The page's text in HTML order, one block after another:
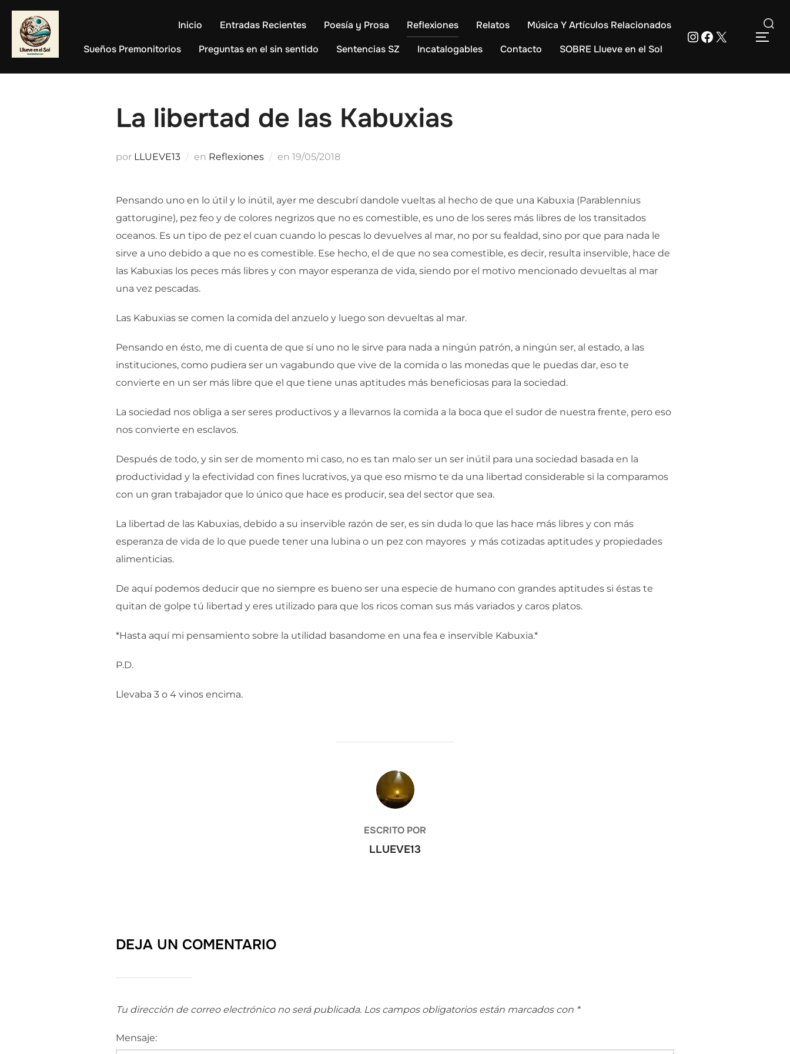
contenido
Inicio Entradas Recientes Poesía y Prosa Reflexiones Relatos
Música Y Artículos Relacionados
Sueños Premonitorios
Preguntas en el sin sentido Sentencias SZ Incatalogables Contacto SOBRE Llueve en el Sol
Instagram
Facebook
X Buscar:
La libertad de las Kabuxias
por LLUEVE13 en Reflexiones en Publicado
19/05/2018
Pensando uno en lo útil y lo inútil, ayer me descubrí dandole vueltas al hecho de que una Kabuxia (Parablennius
gattorugine), pez feo y de colores negrizos que no es comestible, es uno de los seres más libres de los transitados
oceanos. Es un tipo de pez el cuan cuando lo pescas lo devuelves al mar, no por su fealdad, sino por que para nada le
sirve a uno debido a que no es comestible. Ese hecho, el de que no sea comestible, es decir, resulta inservible, hace de
las Kabuxias los peces más libres y con mayor esperanza de vida, siendo por el motivo mencionado devueltas al mar
una vez pescadas.
Las Kabuxias se comen la comida del anzuelo y luego son devueltas al mar.
Pensando en ésto, me di cuenta de que sí uno no le sirve para nada a ningún patrón, a ningún ser, al estado, a las
instituciones, como pudiera ser un vagabundo que vive de la comida o las monedas que le puedas dar, eso te
convierte en un ser más libre que el que tiene unas aptitudes más beneficiosas para la sociedad.
La sociedad nos obliga a ser seres productivos y a llevarnos la comida a la boca que el sudor de nuestra frente, pero eso
nos convierte en esclavos.
Después de todo, y sin ser de momento mi caso, no es tan malo ser un ser inútil para una sociedad basada en la
productividad y la efectividad con fines lucrativos, ya que eso mismo te da una libertad considerable si la comparamos
con un gran trabajador que lo único que hace es producir, sea del sector que sea.
La libertad de las Kabuxias, debido a su inservible razón de ser, es sin duda lo que las hace más libres y con más
esperanza de vida de lo que puede tener una lubina o un pez con mayores y más cotizadas aptitudes y propiedades
alimenticias.
De aquí podemos deducir que no siempre es bueno ser una especie de humano con grandes aptitudes si éstas te
quitan de golpe tú libertad y eres utilizado para que los ricos coman sus más variados y caros platos.
*Hasta aquí mi pensamiento sobre la utilidad basandome en una fea e inservible Kabuxia.*
P.D.
Llevaba 3 o 4 vinos encima.
AUTOR DE LA ENTRADA
ESCRITO POR
LLUEVE13
DEJA UN COMENTARIO
Tu dirección de correo electrónico no será publicada. Los campos obligatorios están marcados con *
Mensaje: